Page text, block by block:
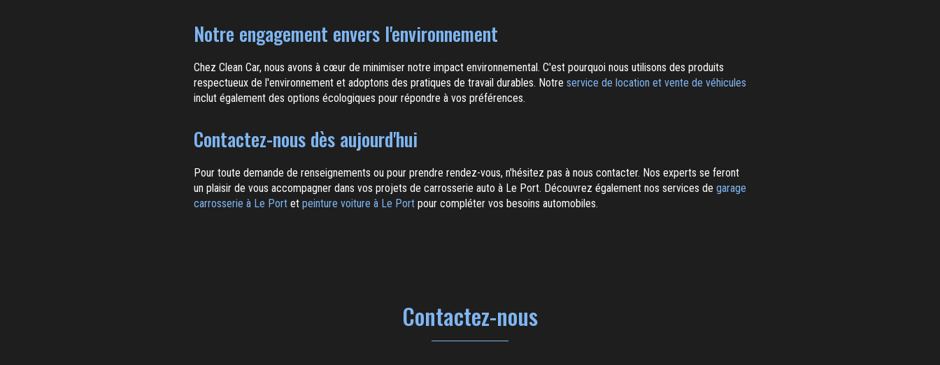
Notre engagement envers l'environnement
Chez Clean Car, nous avons à cœur de minimiser notre impact environnemental. C'est pourquoi nous utilisons des produits
respectueux de l'environnement et adoptons des pratiques de travail durables. Notre service de location et vente de véhicules
inclut également des options écologiques pour répondre à vos préférences.
Contactez-nous dès aujourd'hui
Pour toute demande de renseignements ou pour prendre rendez-vous, n'hésitez pas à nous contacter. Nos experts se feront
un plaisir de vous accompagner dans vos projets de carrosserie auto à Le Port. Découvrez également nos services de garage
carrosserie à Le Port et peinture voiture à Le Port pour compléter vos besoins automobiles.
Contactez-nous